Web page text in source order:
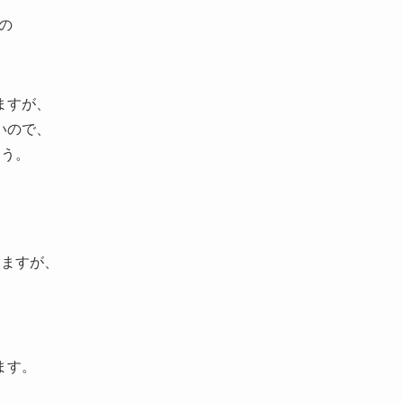
が、
で、
。
すが、
。